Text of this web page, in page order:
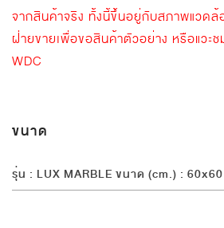
จากสินค้าจริง ทั้งนี้ขึ้นอยู่กับสภาพแวด
ฝ่ายขายเพื่อขอสินค้าตัวอย่าง หรือแวะ
WDC
ขนาด